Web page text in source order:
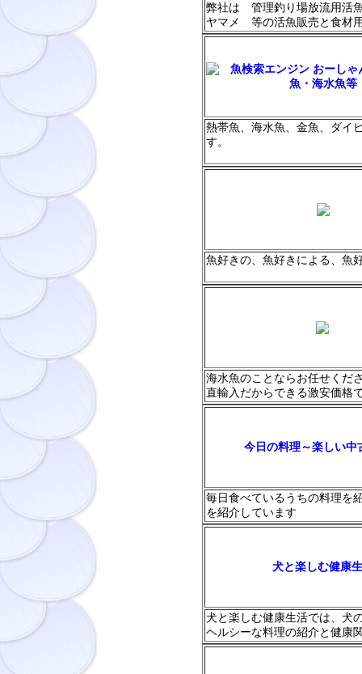
弊社は 管理釣り場放流用
ヤマメ 等の活魚販売と食材
熱帯魚、海水魚、金魚、ダイ
す。
魚好きの、魚好きによる、魚
海水魚のことならお任せくだ
直輸入だからできる激安価格
今日の料理～楽しい中
毎日食べているうちの料理を
を紹介しています
犬と楽しむ健康
犬と楽しむ健康生活では、犬
ヘルシーな料理の紹介と健康